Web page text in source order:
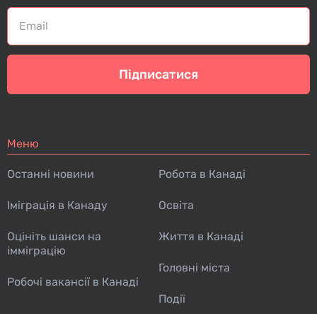
Підписатися
Меню
Останні новини
Іміграція в Канаду
Оцініть шанси на
імміграцію
Робочі вакансії в Канаді
Робота в Канаді
Освіта
Життя в Канаді
Головні міста
Події